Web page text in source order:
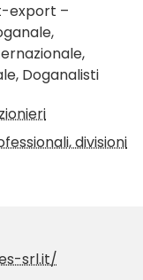
export –
Doganalisti
divisioni
srl.it/